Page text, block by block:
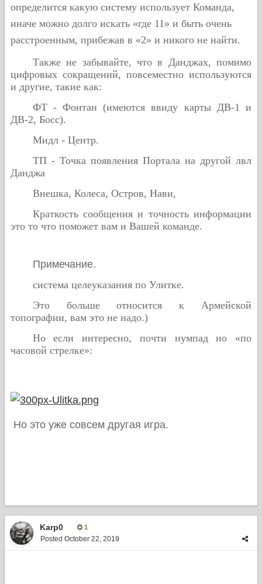
определится какую систему использует Команда,
иначе можно долго искать «где 11» и быть очень
расстроенным, прибежав в «2» и никого не найти.
Также не забывайте, что в Данджах, помимо
цифровых сокращений, повсеместно используются
и другие, такие как:
ФТ - Фонтан (имеются ввиду карты ДВ-1 и
ДВ-2, Босс).
Мидл - Центр.
ТП - Точка появления Портала на другой лвл
Данджа
Внешка, Колеса, Остров, Нави,
Краткость сообщения и точность информации
это то что поможет вам и Вашей команде.
Примечание.
система целеуказания по Улитке.
Это больше относится к Армейской
топографии, вам это не надо.)
Но если интересно, почти нумпад но «по
часовой стрелке»:
Но это уже совсем другая игра.
Karp0 1
Posted October 22, 2019